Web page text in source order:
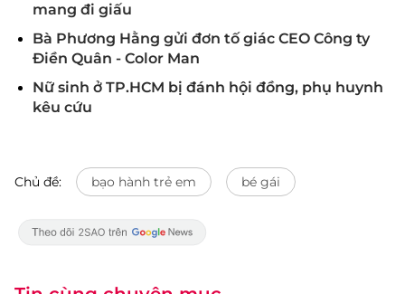
mang đi giấu
Bà Phương Hằng gửi đơn tố giác CEO Công ty
Điền Quân - Color Man
Nữ sinh ở TP.HCM bị đánh hội đồng, phụ huynh
kêu cứu
Chủ đề: bạo hành trẻ em bé gái